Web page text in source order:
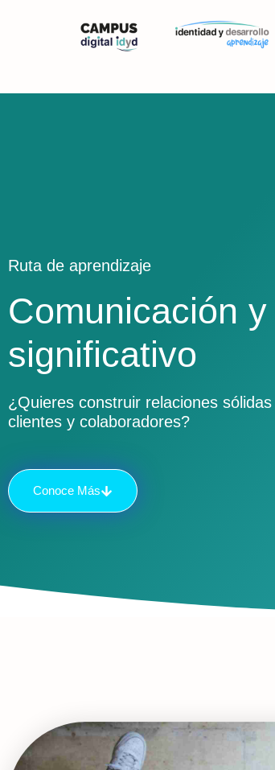
Ruta de aprendizaje
Comunicación
significativo
¿Quieres construir relaciones
clientes y colaboradores?
Conoce Más